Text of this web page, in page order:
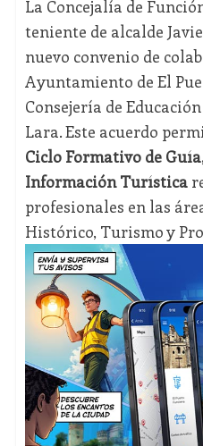
La Concejalía de
teniente de alcalde
nuevo convenio de
Ayuntamiento de El
Consejería de
Lara. Este acuerdo
Ciclo Formativo de
Información Turística
profesionales en las
Histórico, Turismo y